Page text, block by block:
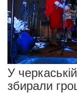
У
збирали